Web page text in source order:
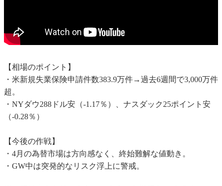
【相場のポイント】
・米新規失業保険申請件数383.9万件→過去6週間で3,000万件
超。
・NYダウ288ドル安（-1.17％）、ナスダック25ポイント安
（-0.28％）
【今後の作戦】
・4月の為替市場は方向感なく、終始難解な値動き。
・GW中は突発的なリスク浮上に警戒。